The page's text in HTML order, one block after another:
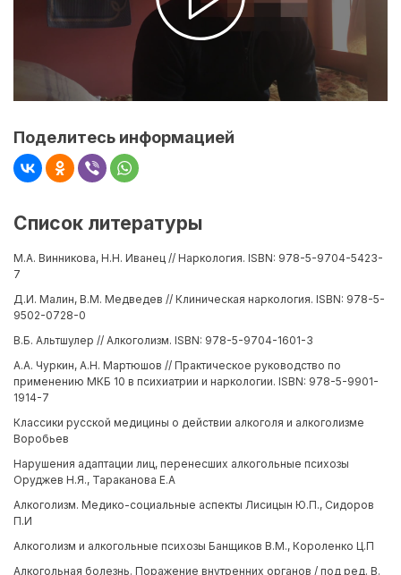
Поделитесь информацией
Список литературы
М.А. Винникова, Н.Н. Иванец // Наркология. ISBN: 978-5-9704-5423-
7
Д.И. Малин, В.М. Медведев // Клиническая наркология. ISBN: 978-5-
9502-0728-0
В.Б. Альтшулер // Алкоголизм. ISBN: 978-5-9704-1601-3
А.А. Чуркин, А.Н. Мартюшов // Практическое руководство по
применению МКБ 10 в психиатрии и наркологии. ISBN: 978-5-9901-
1914-7
Классики русской медицины о действии алкоголя и алкоголизме
Воробьев
Нарушения адаптации лиц, перенесших алкогольные психозы
Оруджев Н.Я., Тараканова Е.А
Алкоголизм. Медико-социальные аспекты Лисицын Ю.П., Сидоров
П.И
Алкоголизм и алкогольные психозы Банщиков В.М., Короленко Ц.П
Алкогольная болезнь. Поражение внутренних органов / под ред. В.